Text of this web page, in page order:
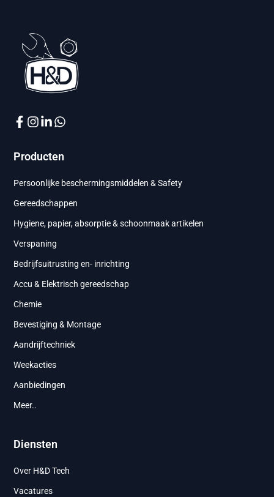
Producten
Persoonlijke beschermingsmiddelen & Safety
Gereedschappen
Hygiene, papier, absorptie & schoonmaak artikelen
Verspaning
Bedrijfsuitrusting en- inrichting
Accu & Elektrisch gereedschap
Chemie
Bevestiging & Montage
Aandrijftechniek
Weekacties
Aanbiedingen
Meer..
Diensten
Over H&D Tech
Vacatures